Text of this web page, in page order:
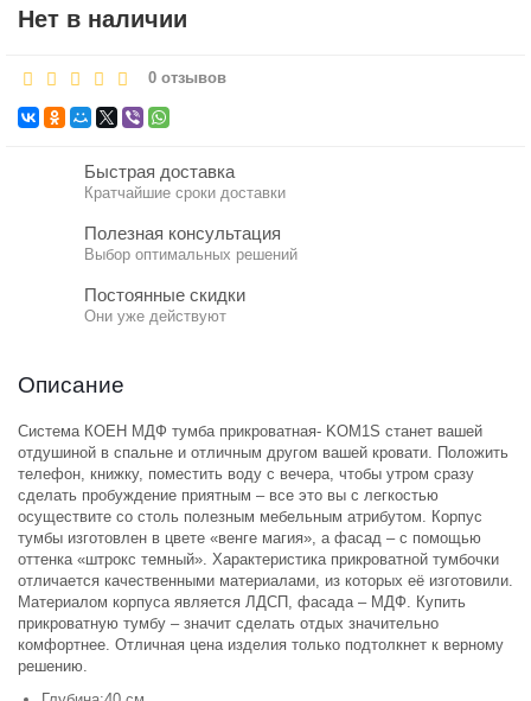
Нет в наличии
0 отзывов
Быстрая доставка
Кратчайшие сроки доставки
Полезная консультация
Выбор оптимальных решений
Постоянные скидки
Они уже действуют
Описание
Система КОЕН МДФ тумба прикроватная- KOM1S станет вашей
отдушиной в спальне и отличным другом вашей кровати. Положить
телефон, книжку, поместить воду с вечера, чтобы утром сразу
сделать пробуждение приятным – все это вы с легкостью
осуществите со столь полезным мебельным атрибутом. Корпус
тумбы изготовлен в цвете «венге магия», а фасад – с помощью
оттенка «штрокс темный». Характеристика прикроватной тумбочки
отличается качественными материалами, из которых её изготовили.
Материалом корпуса является ЛДСП, фасада – МДФ. Купить
прикроватную тумбу – значит сделать отдых значительно
комфортнее. Отличная цена изделия только подтолкнет к верному
решению.